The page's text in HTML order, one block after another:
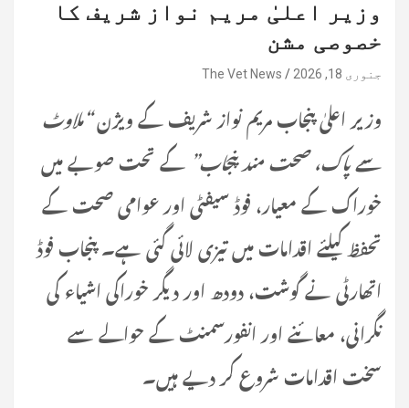
وزیر اعلیٰ مریم نواز شریف کا
خصوصی مشن
جنوری 18, 2026 The Vet News
وزیر اعلیٰ پنجاب مریم نواز شریف کے ویژن“ملاوٹ
سے پاک، صحت مند پنجاب” کے تحت صوبے میں
خوراک کے معیار، فوڈ سیفٹی اور عوامی صحت کے
تحفظ کیلئے اقدامات میں تیزی لائی گئی ہے۔ پنجاب فوڈ
اتھارٹی نے گوشت، دودھ اور دیگر خوراکی اشیاء کی
نگرانی، معائنے اور انفورسمنٹ کے حوالے سے
سخت اقدامات شروع کر دیے ہیں۔